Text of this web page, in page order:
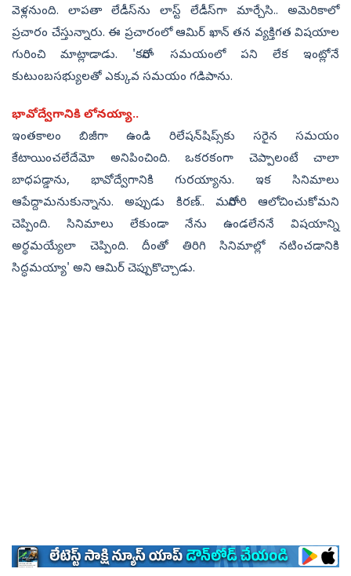
వెళ్లనుంది. లాపతా లేడీస్‌ను లాస్ట్‌ లేడీస్‌గా మార్చేసి.. అమెరికాలో
ప్రచారం చేస్తున్నారు. ఈ ప్రచారంలో ఆమిర్‌ ఖాన్‌ తన వ్యక్తిగత విషయాల
గురించి మాట్లాడాడు. 'కరోనా సమయంలో పని లేక ఇంట్లోనే
కుటుంబసభ్యులతో ఎక్కువ సమయం గడిపాను.
భావోద్వేగానికి లోనయ్యా..
ఇంతకాలం బిజీగా ఉండి రిలేషన్‌షిప్స్‌కు సరైన సమయం
కేటాయించలేదేమో అనిపించింది. ఒకరకంగా చెప్పాలంటే చాలా
బాధపడ్డాను, భావోద్వేగానికి గురయ్యాను. ఇక సినిమాలు
ఆపేద్దామనుకున్నాను. అప్పుడు కిరణ్‌.. మరోసారి ఆలోచించుకోమని
చెప్పింది. సినిమాలు లేకుండా నేను ఉండలేననే విషయాన్ని
అర్థమయ్యేలా చెప్పింది. దీంతో తిరిగి సినిమాల్లో నటించడానికి
సిద్ధమయ్యా' అని ఆమిర్‌ చెప్పుకొచ్చాడు.